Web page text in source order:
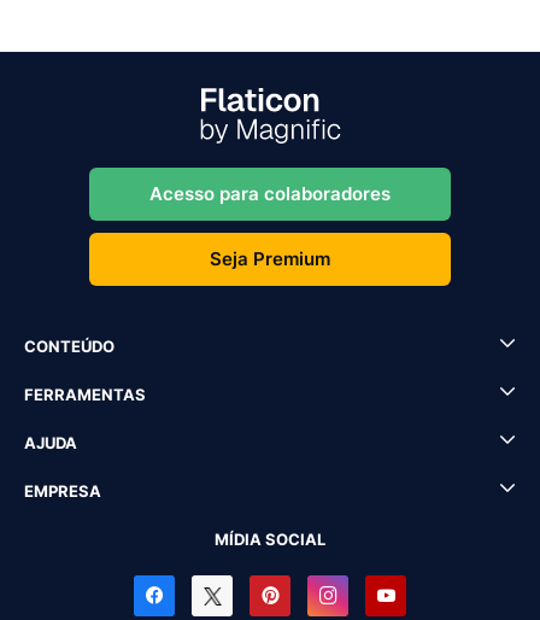
Acesso para colaboradores
Seja Premium
CONTEÚDO
FERRAMENTAS
AJUDA
EMPRESA
MÍDIA SOCIAL